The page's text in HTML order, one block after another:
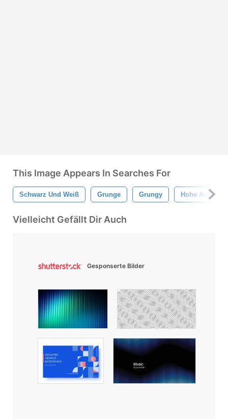
This Image Appears In Searches For
Schwarz Und Weiß Grunge Grungy Hohe
Vielleicht Gefällt Dir Auch
Gesponserte Bilder